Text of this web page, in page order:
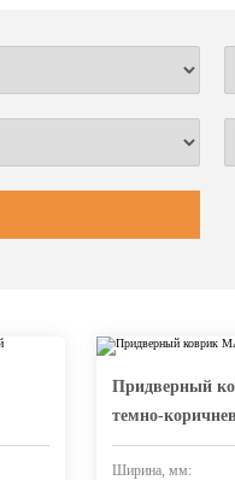
Придверный
темно-
Ширина, мм: